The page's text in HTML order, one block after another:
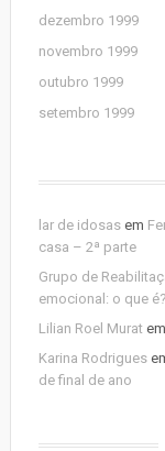
dezembro 1999
novembro 1999
outubro 1999
setembro 1999
lar de idosasem
casa – 2ª parte
Grupo de
emocional: o que é?
Lilian Roel Muratem
Karina Rodrigues
de final de ano